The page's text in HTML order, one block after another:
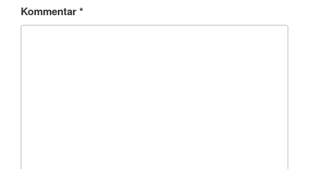
Kommentar*